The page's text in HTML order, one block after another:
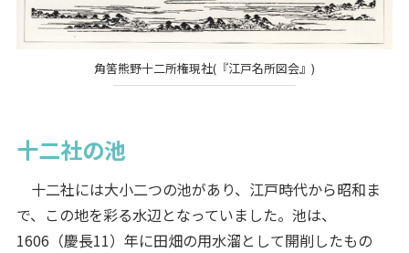
角筈熊野十二所権現社(『江戸名所図会』)
十二社の池
十二社には大小二つの池があり、江戸時代から昭和ま
で、この地を彩る水辺となっていました。池は、
1606（慶長11）年に田畑の用水溜として開削したもの